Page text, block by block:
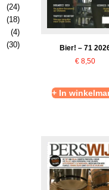
(24)
(18)
(4)
(30)
Bier! – 71
€8,50
+ In